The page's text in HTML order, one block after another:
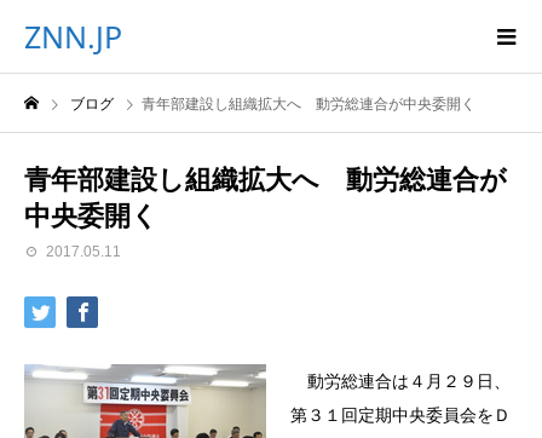
ZNN.JP
ブログ 青年部建設し組織拡大へ 動労総連合が中央委開く
青年部建設し組織拡大へ 動労総連合が
中央委開く
2017.05.11
動労総連合は４月２９日、
第３１回定期中央委員会をＤ